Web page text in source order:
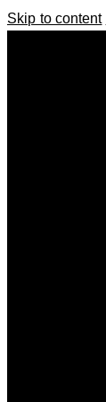
Skip to content